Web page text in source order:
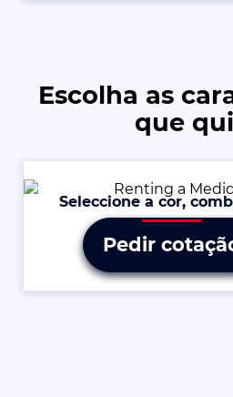
Escolha as
que
Seleccione a cor,
Pedir